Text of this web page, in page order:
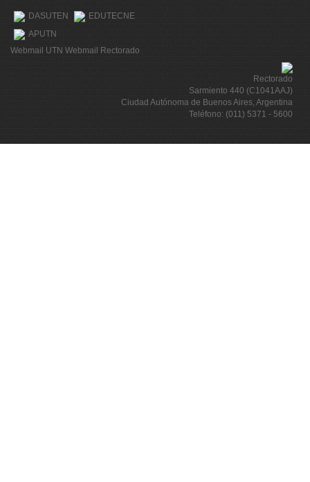
DASUTEN
EDUTECNE
APUTN
Webmail UTN Webmail Rectorado
Rectorado
Sarmiento 440 (C1041AAJ)
Ciudad Autónoma de Buenos Aires, Argentina
Teléfono: (011) 5371 - 5600